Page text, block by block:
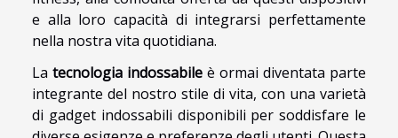
e alla loro capacità di integrarsi perfettamente
nella nostra vita quotidiana.
La tecnologia indossabile è ormai diventata parte
integrante del nostro stile di vita, con una varietà
di gadget indossabili disponibili per soddisfare le